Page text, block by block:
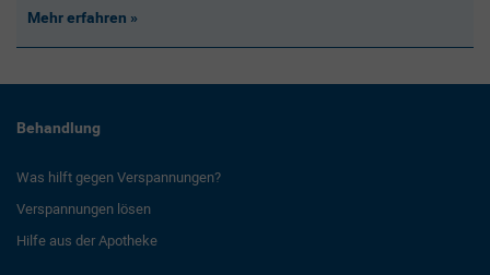
Mehr erfahren
Behandlung
Was hilft gegen Verspannungen?
Verspannungen lösen
Hilfe aus der Apotheke